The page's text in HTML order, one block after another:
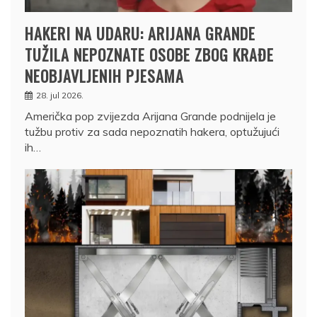
HAKERI NA UDARU: ARIJANA GRANDE
TUŽILA NEPOZNATE OSOBE ZBOG KRAĐE
NEOBJAVLJENIH PJESAMA
28. jul 2026.
Američka pop zvijezda Arijana Grande podnijela je
tužbu protiv za sada nepoznatih hakera, optužujući
ih…